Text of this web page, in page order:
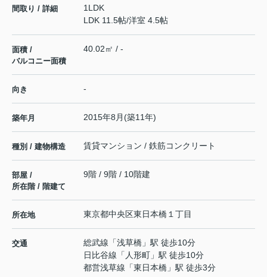
間取り / 詳細
1LDK
LDK 11.5帖/洋室 4.5帖
面積 /
バルコニー面積
40.02㎡ / -
向き -
築年月 2015年8月(築11年)
種別 / 建物構造 賃貸マンション / 鉄筋コンクリート
部屋 /
所在階 / 階建て
9階 / 9階 / 10階建
所在地 東京都中央区東日本橋１丁目
交通 総武線 「浅草橋 」駅 徒歩10分
日比谷線 「 人形町 」駅 徒歩10分
都営浅草線 「東日本橋 」駅 徒歩3分